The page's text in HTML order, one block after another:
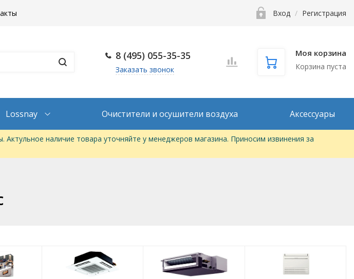
Вход / Регистрация
8 (495) 055-35-35
Заказать звонок
Моя корзина
Корзина пуста
Lossnay Очистители и осушители воздуха Аксессуары
наличие товара уточняйте у менеджеров магазина. Приносим извинения за